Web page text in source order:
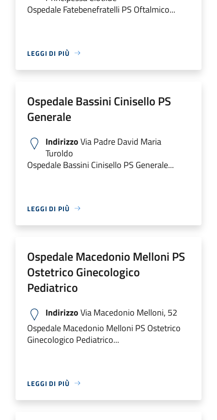
Ospedale Fatebenefratelli PS Oftalmico...
LEGGI DI PIÙ
Ospedale Bassini Cinisello PS
Generale
IndirizzoVia Padre David Maria
Turoldo
Ospedale Bassini Cinisello PS Generale...
LEGGI DI PIÙ
Ospedale Macedonio Melloni PS
Ostetrico Ginecologico
Pediatrico
IndirizzoVia Macedonio Melloni, 52
Ospedale Macedonio Melloni PS Ostetrico
Ginecologico Pediatrico...
LEGGI DI PIÙ